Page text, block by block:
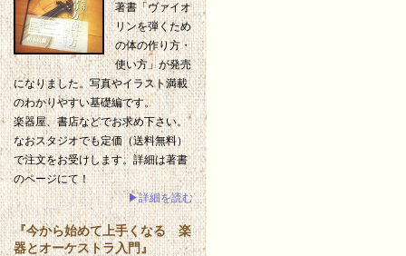
著書「ヴァイオ
リンを弾くため
の体の作り方・
使い方」が発売
になりました。写真やイラスト満載
のわかりやすい基礎編です。
楽器屋、書店などでお求め下さい。
なおスタジオでも定価（送料無料）
で注文をお受けします。詳細は著書
のページにて！
▶詳細を読む
『今から始めて上手くなる 楽
器とオーケストラ入門』